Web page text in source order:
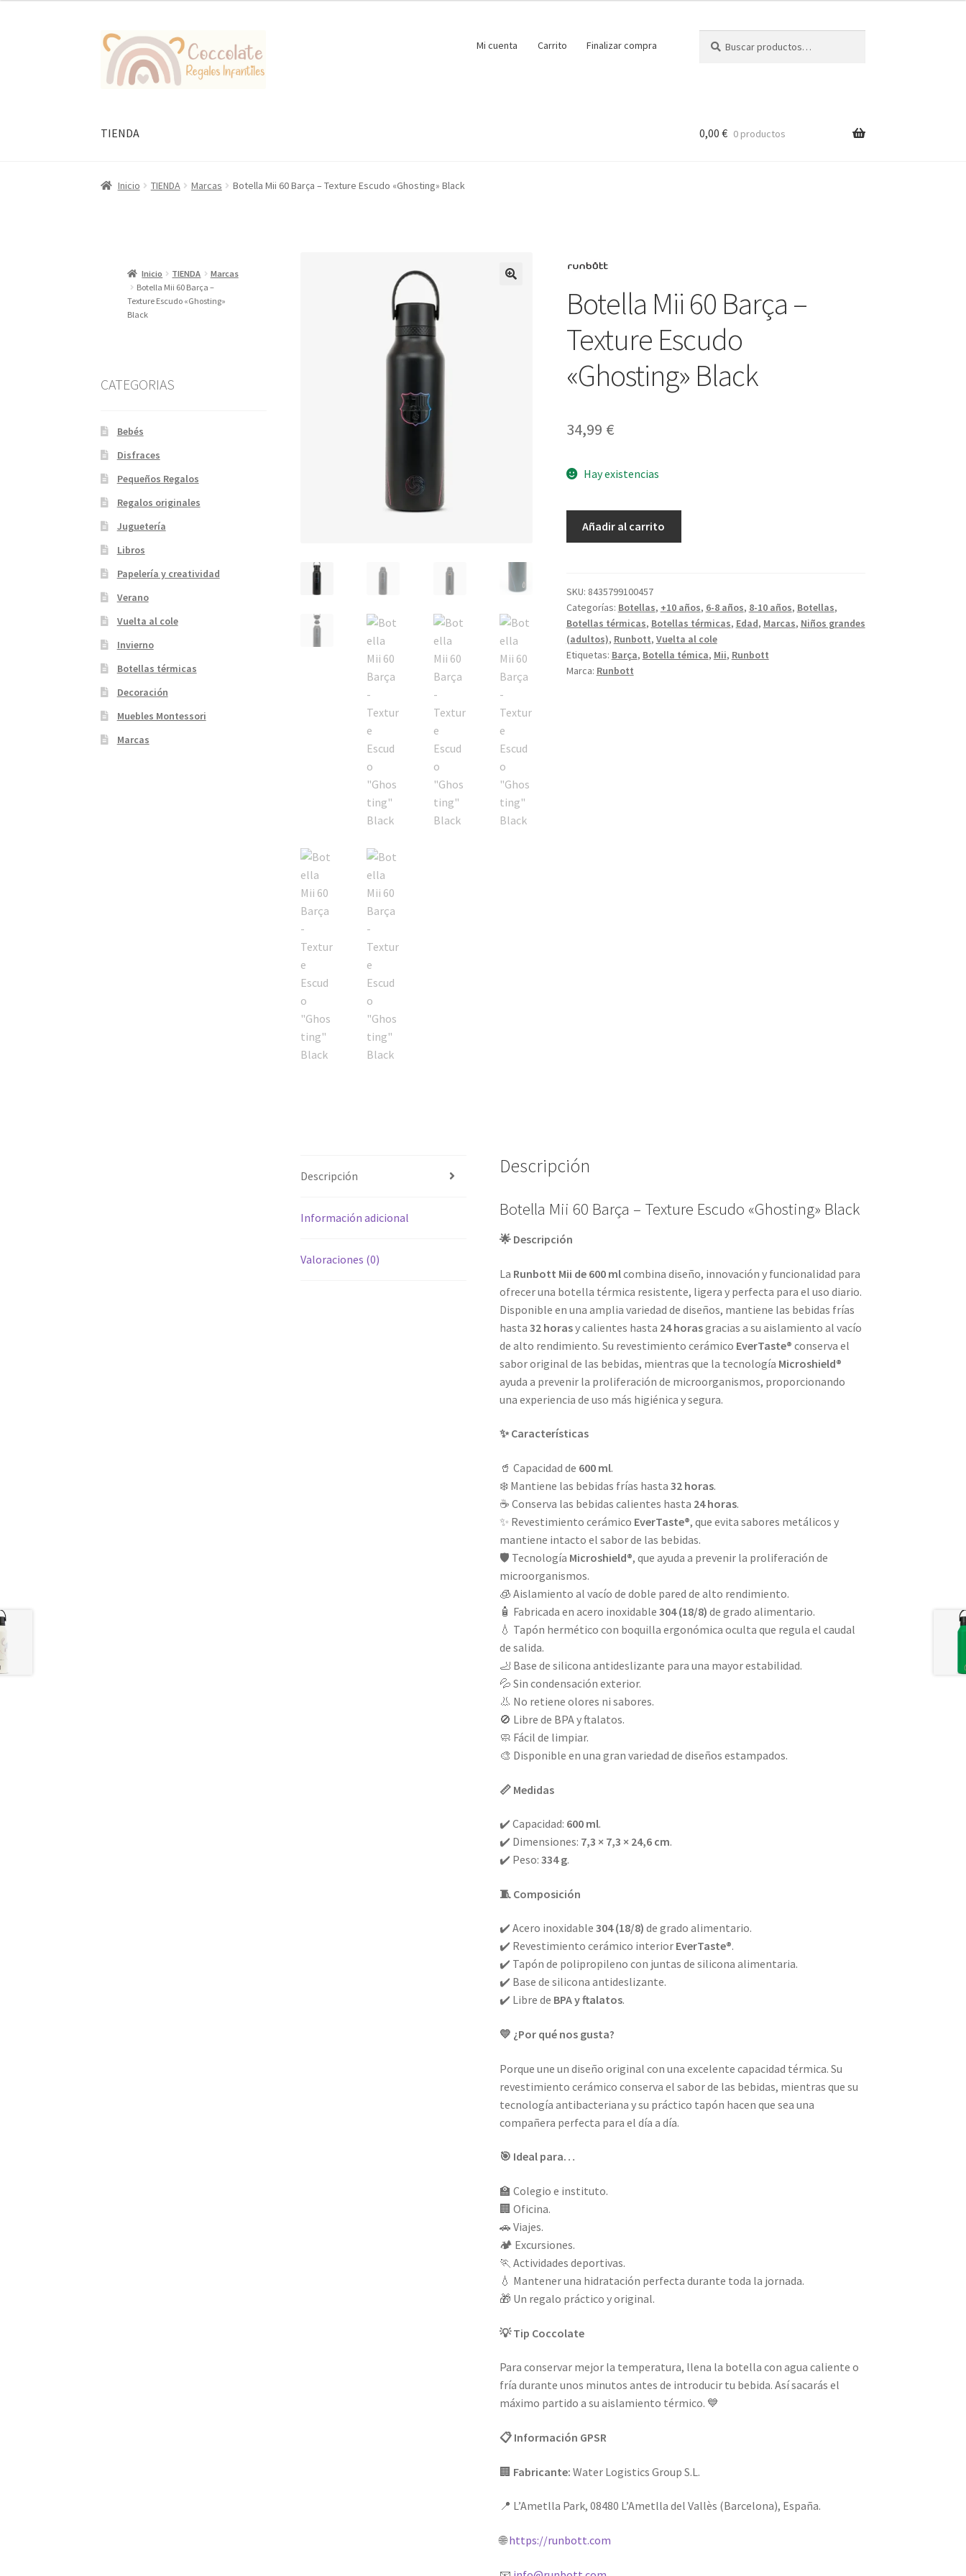
Ir
la
Ir
al
contenido
Mi cuenta Carrito Finalizar compra
por:
TIENDA 0,00 € 0 productos
Inicio TIENDA Marcas Botella Mii 60 Barça – Texture Escudo «Ghosting» Black
Botella Mii 60 Barça –
Texture Escudo
«Ghosting» Black
34,99 €
Hay existencias
-
Texture
Escudo
"Ghosting"
Black
cantidad
Añadir al carrito
SKU: 8435799100457
Categorías: Botellas, +10 años, 6-8 años, 8-10 años, Botellas,
Botellas térmicas, Botellas térmicas, Edad, Marcas, Niños grandes
(adultos), Runbott, Vuelta al cole
Etiquetas: Barça, Botella témica, Mii, Runbott
Marca: Runbott
Descripción
Información adicional
Valoraciones (0)
Descripción
Botella Mii 60 Barça – Texture Escudo «Ghosting» Black
🌟 Descripción
La Runbott Mii de 600 mlcombina diseño, innovación y funcionalidad para
ofrecer una botella térmica resistente, ligera y perfecta para el uso diario.
Disponible en una amplia variedad de diseños, mantiene las bebidas frías
hasta32 horasy calientes hasta 24 horasgracias a su aislamiento al vacío
de alto rendimiento. Su revestimiento cerámico EverTaste® conserva el
sabor original de las bebidas, mientras que la tecnología Microshield®
ayuda a prevenir la proliferación de microorganismos, proporcionando
una experiencia de uso más higiénica y segura.
✨ Características
🥤 Capacidad de 600 ml.
❄️ Mantiene las bebidas frías hasta32 horas.
☕ Conserva las bebidas calientes hasta 24 horas.
✨ Revestimiento cerámico EverTaste®, que evita sabores metálicos y
mantiene intacto el sabor de las bebidas.
🛡️ Tecnología Microshield®, que ayuda a prevenir la proliferación de
microorganismos.
🧊 Aislamiento al vacío de doble pared de alto rendimiento.
🧴 Fabricada en acero inoxidable304 (18/8) de grado alimentario.
💧 Tapón hermético con boquilla ergonómica oculta que regula el caudal
de salida.
🦶 Base de silicona antideslizante para una mayor estabilidad.
💦 Sin condensación exterior.
👃 No retiene olores ni sabores.
🚫 Libre de BPA y ftalatos.
🧼 Fácil de limpiar.
🎨 Disponible en una gran variedad de diseños estampados.
📏 Medidas
✔️ Capacidad: 600 ml.
✔️ Dimensiones: 7,3 × 7,3 × 24,6 cm.
✔️ Peso:334 g.
🧵 Composición
✔️ Acero inoxidable304 (18/8) de grado alimentario.
✔️ Revestimiento cerámico interior EverTaste®.
✔️ Tapón de polipropileno con juntas de silicona alimentaria.
✔️ Base de silicona antideslizante.
✔️ Libre de BPA y ftalatos.
💛 ¿Por qué nos gusta?
Porque une un diseño original con una excelente capacidad térmica. Su
revestimiento cerámico conserva el sabor de las bebidas, mientras que su
tecnología antibacteriana y su práctico tapón hacen que sea una
compañera perfecta para el día a día.
🎯 Ideal para…
🏫 Colegio e instituto.
🏢 Oficina.
🚗 Viajes.
🏕️ Excursiones.
🏃 Actividades deportivas.
💧 Mantener una hidratación perfecta durante toda la jornada.
🎁 Un regalo práctico y original.
💡 Tip Coccolate
Para conservar mejor la temperatura, llena la botella con agua caliente o
fría durante unos minutos antes de introducir tu bebida. Así sacarás el
máximo partido a su aislamiento térmico. 💙
📋 Información GPSR
🏢 Fabricante: Water Logistics Group S.L.
📍 L’Ametlla Park, 08480 L’Ametlla del Vallès (Barcelona), España.
🌐https://runbott.com
Inicio TIENDA
Marcas
Botella Mii 60 Barça –
Texture Escudo «Ghosting»
Black
CATEGORIAS
Bebés
Disfraces
Pequeños Regalos
Regalos originales
Juguetería
Libros
Papelería y creatividad
Verano
Vuelta al cole
Invierno
Botellas térmicas
Decoración
Muebles Montessori
Marcas